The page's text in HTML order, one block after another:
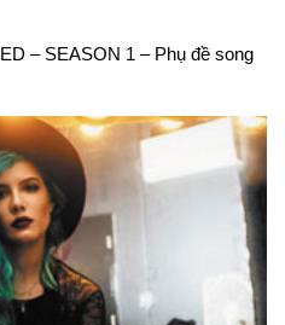
– SEASON 1 – Phụ đề song